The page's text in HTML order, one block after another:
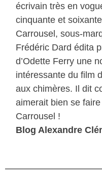
écrivain très en
cinquante et
Carrousel, sous-
Frédéric Dard édita
d’Odette Ferry une
intéressante du film
aux chimères. Il dit
aimerait bien se
Carrousel !
Blog Alexandre